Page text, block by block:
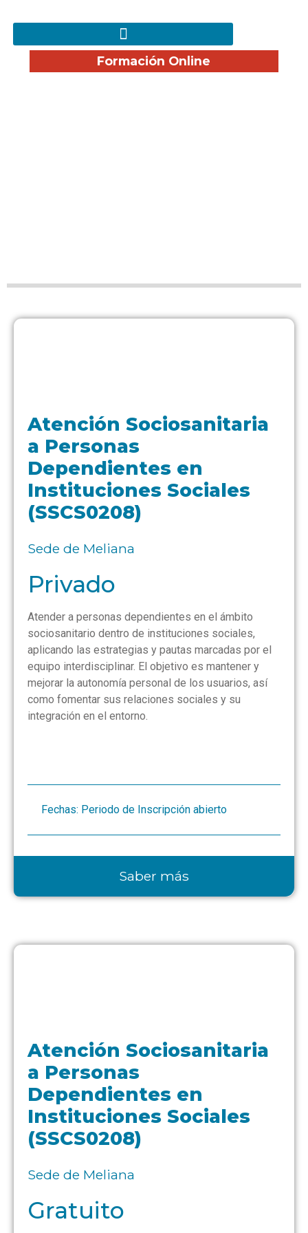
Formación Online
Atención Sociosanitaria
a Personas
Dependientes en
Instituciones Sociales
(SSCS0208)
Sede de Meliana
Privado
Atender a personas dependientes en el ámbito
sociosanitario dentro de instituciones sociales,
aplicando las estrategias y pautas marcadas por el
equipo interdisciplinar. El objetivo es mantener y
mejorar la autonomía personal de los usuarios, así
como fomentar sus relaciones sociales y su
integración en el entorno.
Fechas: Periodo de Inscripción abierto
Saber más
Atención Sociosanitaria
a Personas
Dependientes en
Instituciones Sociales
(SSCS0208)
Sede de Meliana
Gratuito